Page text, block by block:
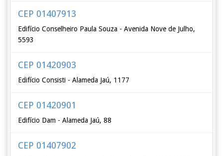
CEP 01407913
Edifício Conselheiro Paula Souza - Avenida Nove de Julho,
5593
CEP 01420903
Edifício Consisti - Alameda Jaú, 1177
CEP 01420901
Edifício Dam - Alameda Jaú, 88
CEP 01407902